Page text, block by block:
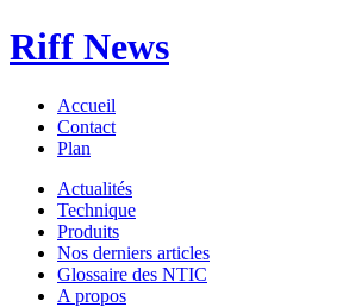
Riff News
Accueil
Contact
Plan
Actualités
Technique
Produits
Nos derniers articles
Glossaire des NTIC
A propos